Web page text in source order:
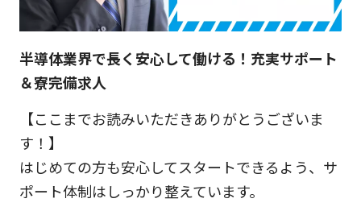
半導体業界で長く安心して働ける！充実サポート
＆寮完備求人
【ここまでお読みいただきありがとうございま
す！】
はじめての方も安心してスタートできるよう、サ
ポート体制はしっかり整えています。